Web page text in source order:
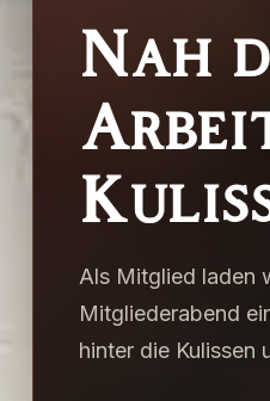
Nah
Als Mitglied laden
Mitgliederabend
hinter die Kulissen